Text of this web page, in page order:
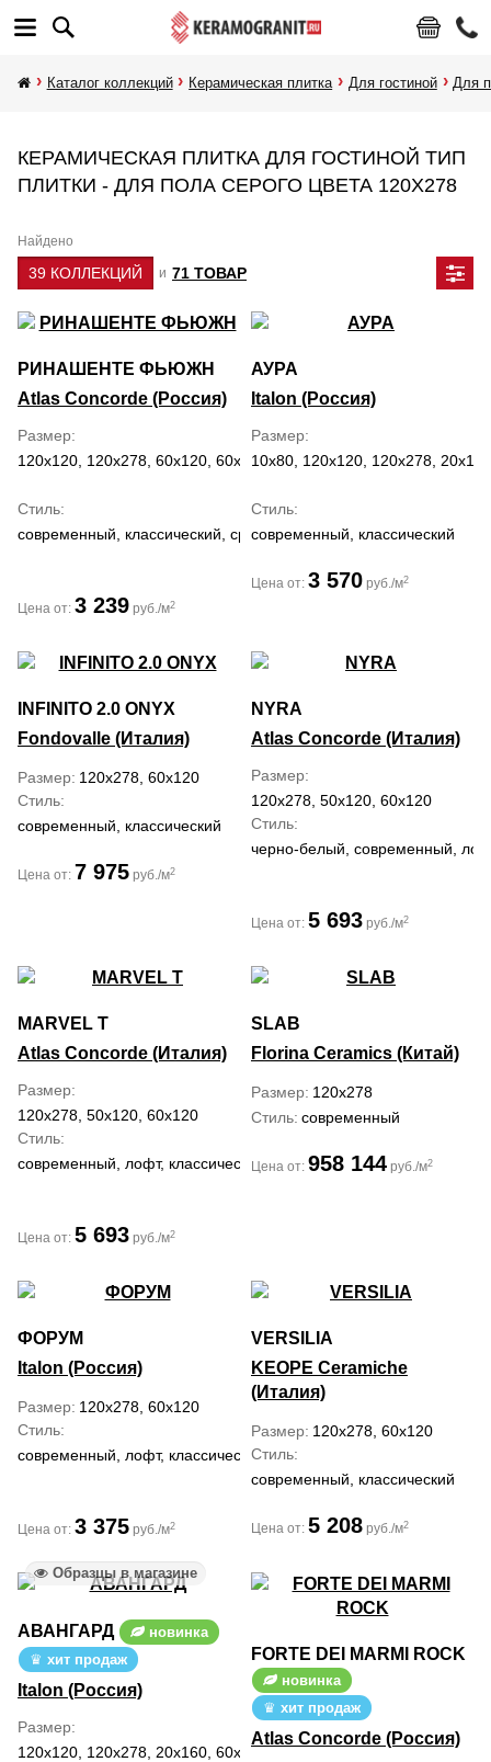
Каталог коллекций Керамическая плитка Для гостиной Для
КЕРАМИЧЕСКАЯ ПЛИТКА ДЛЯ ГОСТИНОЙ ТИП
ПЛИТКИ - ДЛЯ ПОЛА СЕРОГО ЦВЕТА 120Х278
Найдено
39 КОЛЛЕКЦИЙ и 71 ТОВАР
РИНАШЕНТЕ ФЬЮЖН
Atlas Concorde (Россия)
Размер
120x120, 120x278, 60x120, 60x60, 7.5x30, 80x160
Стиль
современный, классический, средиземноморский
Цена от: 3 239 руб./м2
АУРА
Italon (Россия)
Размер
10x80, 120x120, 120x278,
Стиль
современный, классический
Цена от: 3 570 руб./м2
INFINITO 2.0 ONYX
Fondovalle (Италия)
Размер 120x278, 60x120
Стиль
современный, классический
Цена от: 7 975 руб./м2
NYRA
Atlas Concorde (Италия)
Размер
120x278, 50x120, 60x120
Стиль
черно-белый, современный,
Цена от: 5 693 руб./м2
MARVEL T
Atlas Concorde (Италия)
Размер
120x278, 50x120, 60x120
Стиль
современный, лофт, классический, средиземноморский
Цена от: 5 693 руб./м2
SLAB
Florina Ceramics (Китай)
Размер 120x278
Стиль современный
Цена от: 958 144 руб./м2
ФОРУМ
Italon (Россия)
Размер 120x278, 60x120
Стиль
современный, лофт, классический
Цена от: 3 375 руб./м2
VERSILIA
KEOPE Ceramiche
(Италия)
Размер 120x278, 60x120
Стиль
современный, классический
Цена от: 5 208 руб./м2
Образцы в магазине
АВАНГАРД
новинка
хит продаж
Italon (Россия)
Размер
120x120, 120x278, 20x160, 60x120, 80x160
FORTE DEI MARMI ROCK
новинка
хит продаж
Atlas Concorde (Россия)